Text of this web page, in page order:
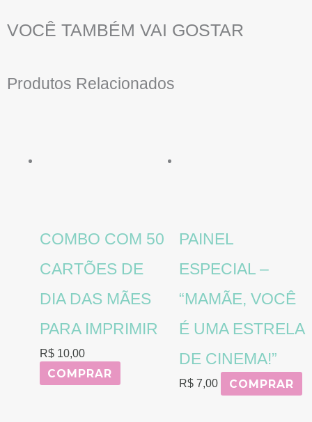
VOCÊ TAMBÉM VAI GOSTAR
Produtos Relacionados
COMBO COM 50
CARTÕES DE
DIA DAS MÃES
PARA IMPRIMIR
R$10,00
COMPRAR
PAINEL
ESPECIAL –
“MAMÃE, VOCÊ
É UMA ESTRELA
DE CINEMA!”
R$ 7,00 COMPRAR